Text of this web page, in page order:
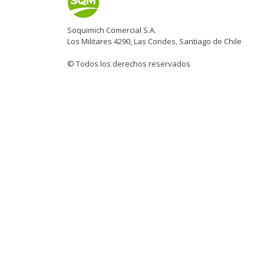
Soquimich Comercial S.A.
Los Militares 4290, Las Condes, Santiago de Chile
© Todos los derechos reservados